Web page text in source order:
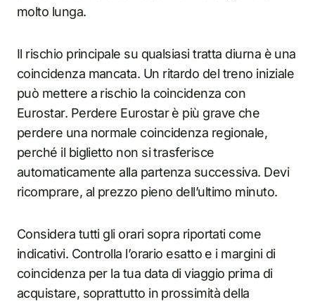
molto lunga.
Il rischio principale su qualsiasi tratta diurna è una
coincidenza mancata. Un ritardo del treno iniziale
può mettere a rischio la coincidenza con
Eurostar. Perdere Eurostar è più grave che
perdere una normale coincidenza regionale,
perché il biglietto non si trasferisce
automaticamente alla partenza successiva. Devi
ricomprare, al prezzo pieno dell’ultimo minuto.
Considera tutti gli orari sopra riportati come
indicativi. Controlla l’orario esatto e i margini di
coincidenza per la tua data di viaggio prima di
acquistare, soprattutto in prossimità della